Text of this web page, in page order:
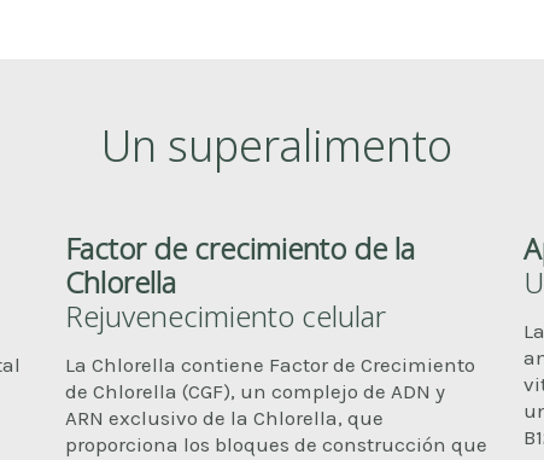
Un superalimento
Factor de crecimiento de la
Chlorella
Rejuvenecimiento celular
La Chlorella contiene Factor de Crecimiento
de Chlorella (CGF), un complejo de ADN y
ARN exclusivo de la Chlorella, que
proporciona los bloques de construcción que